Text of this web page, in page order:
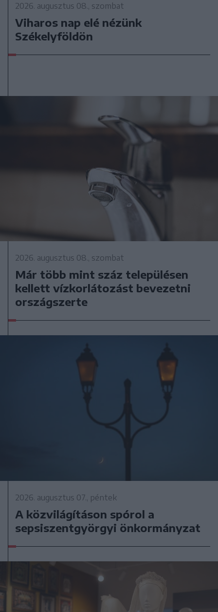
2026. augusztus 08., szombat
Viharos nap elé nézünk
Székelyföldön
2026. augusztus 08., szombat
Már több mint száz településen
kellett vízkorlátozást bevezetni
országszerte
2026. augusztus 07., péntek
A közvilágításon spórol a
sepsiszentgyörgyi önkormányzat